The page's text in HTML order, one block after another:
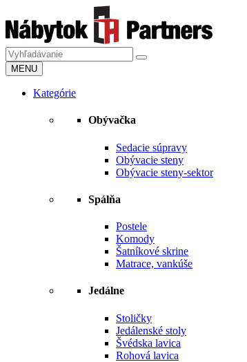
MENU
Kategórie
Obývačka
Sedacie súpravy
Obývacie steny
Obývacie steny-sektor
Spálňa
Postele
Komody
Šatníkové skrine
Matrace, vankúše
Jedálne
Stoličky
Jedálenské stoly
Švédska lavica
Rohová lavica